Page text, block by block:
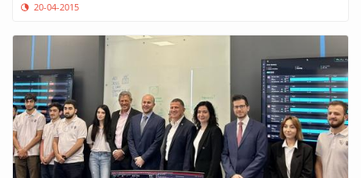
20-04-2015